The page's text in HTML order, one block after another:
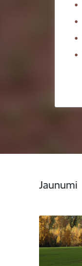
Jaunumi